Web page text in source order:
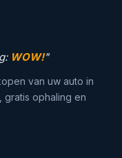
WOW!"
van uw auto in
gratis ophaling en